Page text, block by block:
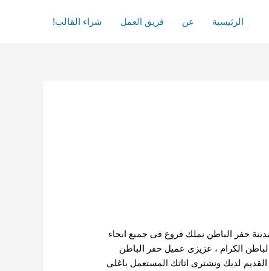
الرئيسية عن فريق العمل شراء القالب!
حفر الباطن نملك فروع فى جميع انحاء
الكرام ، عزيزى عميل حفر الباطن
لديك ونشترى اثاثك المستعمل باغلى